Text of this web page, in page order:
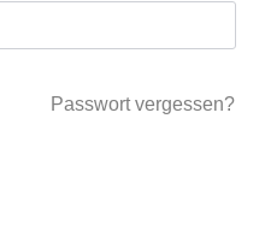
Passwort vergessen?